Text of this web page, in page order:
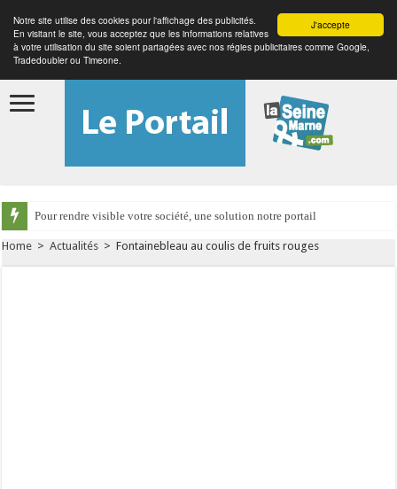
J'accepte
Notre site utilise des cookies pour l'affichage des publicités.
En visitant le site, vous acceptez que les informations relatives
à votre utilisation du site soient partagées avec nos régies publicitaires comme Google,
Tradedoubler ou Timeone.
Pour rendre visible votre société, une solution notre portail
Home > Actualités > Fontainebleau au coulis de fruits rouges